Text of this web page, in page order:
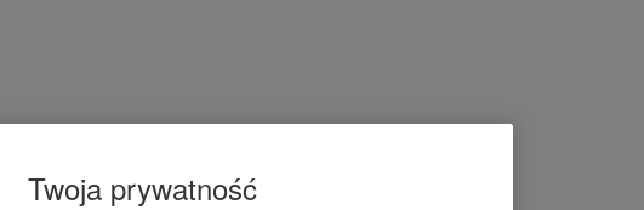
Twoja prywatność